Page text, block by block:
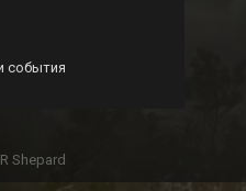
события
Shepard